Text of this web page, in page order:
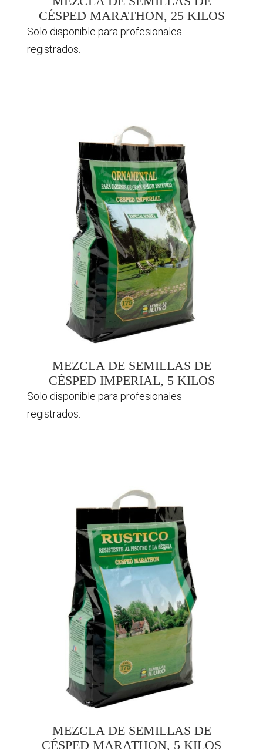
CÉSPED MARATHON, 25 KILOS
Solo disponible para profesionales
registrados.
MEZCLA DE SEMILLAS DE
CÉSPED IMPERIAL, 5 KILOS
Solo disponible para profesionales
registrados.
MEZCLA DE SEMILLAS DE
CÉSPED MARATHON, 5 KILOS